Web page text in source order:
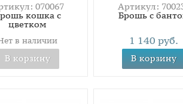
070067
кошка с
цветком
в наличии
В корзину
Артикул:
Брошь с
1 140 руб.
В корзину